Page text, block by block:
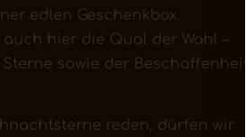
edlen Geschenkbox.
hier die Qual der Wahl –
sowie der Beschaffenheit
reden, dürfen wir